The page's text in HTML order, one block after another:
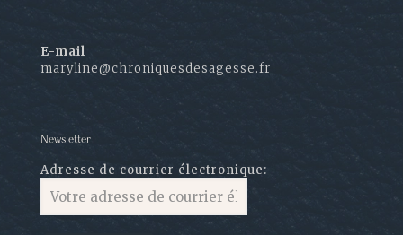
E-mail
maryline@chroniquesdesagesse.fr
Newsletter
Adresse de courrier électronique: